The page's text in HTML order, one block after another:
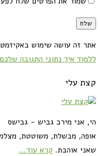
אתר זה עושה שימוש
ללמוד איך נתוני התגובה
קצת עלי
הי, אני מירב גביש - גבישס
אופה, מבשלת, משוטטת,
שאני אוהבת. קרא עוד...